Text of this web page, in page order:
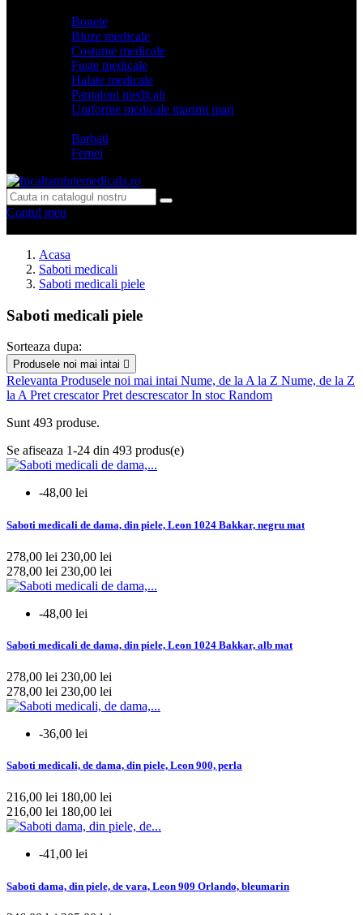
Bonete
Bluze medicale
Costume medicale
Fuste medicale
Halate medicale
Pantaloni medicali
Uniforme medicale marimi mari
Barbati
Femei
Contul meu
Acasa
Saboti medicali
Saboti medicali piele
Sterge filtrele
Tip produs
saboti
sandale 85
femei 432
unisex 31
mai multe... mai putine
Alb
1
Rosu 1
Violet 1
mai multe... mai putine
Saboti medicali piele
Sorteaza dupa:
Produsele noi mai intai 
Relevanta Produsele noi mai intai Nume, de la A la Z Nume, de la Z
la APret crescatorPret descrescatorIn stoc Random
Sunt 493 produse.
Se afiseaza 1-24 din 493 produs(e)
-48,00 lei
Saboti medicali de dama, din piele, Leon 1024 Bakkar, negru mat
278,00 lei 230,00 lei
278,00 lei 230,00 lei
-48,00 lei
Saboti medicali de dama, din piele, Leon 1024 Bakkar, alb mat
278,00 lei 230,00 lei
278,00 lei 230,00 lei
-36,00 lei
Saboti medicali, de dama, din piele, Leon 900, perla
216,00 lei 180,00 lei
216,00 lei 180,00 lei
-41,00 lei
Saboti dama, din piele, de vara, Leon 909 Orlando, bleumarin